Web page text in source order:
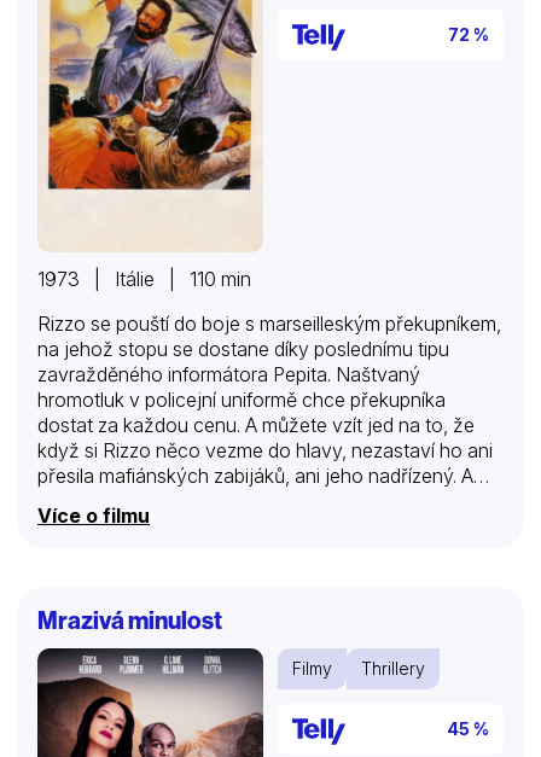
72 %
1973 | Itálie | 110 min
Rizzo se pouští do boje s marseilleským překupníkem,
na jehož stopu se dostane díky poslednímu tipu
zavražděného informátora Pepita. Naštvaný
hromotluk v policejní uniformě chce překupníka
dostat za každou cenu. A můžete vzít jed na to, že
když si Rizzo něco vezme do hlavy, nezastaví ho ani
přesila mafiánských zabijáků, ani jeho nadřízený. A
Více o filmu
Mrazivá minulost
Filmy Thrillery
45 %